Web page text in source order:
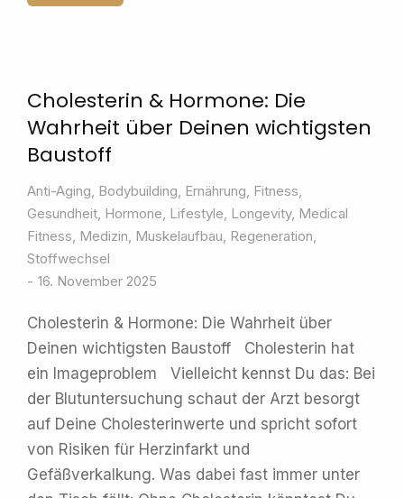
Cholesterin & Hormone: Die
Wahrheit über Deinen wichtigsten
Baustoff
Anti-Aging, Bodybuilding, Ernährung, Fitness,
Gesundheit, Hormone, Lifestyle, Longevity, Medical
Fitness, Medizin, Muskelaufbau, Regeneration,
Stoffwechsel
16. November 2025
Cholesterin & Hormone: Die Wahrheit über
Deinen wichtigsten Baustoff Cholesterin hat
ein Imageproblem Vielleicht kennst Du das: Bei
der Blutuntersuchung schaut der Arzt besorgt
auf Deine Cholesterinwerte und spricht sofort
von Risiken für Herzinfarkt und
Gefäßverkalkung. Was dabei fast immer unter